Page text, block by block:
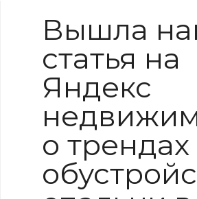
Вышла
статья на
Яндекс
о трендах